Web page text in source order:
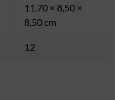
11,70 × 8,50 ×
8,50 cm
12